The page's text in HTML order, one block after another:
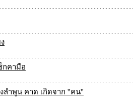
กคามือ
ลำพูน คาด เกิดจาก ''คน''